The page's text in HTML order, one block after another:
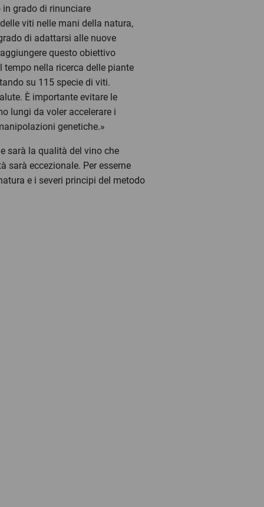
in grado di rinunciare
viti nelle mani della natura,
di adattarsi alle nuove
questo obiettivo
tempo nella ricerca delle piante
su 115 specie di viti.
È importante evitare le
lungi da voler accelerare i
genetiche.»
sarà la qualità del vino che
sarà eccezionale. Per esserne
e i severi principi del metodo